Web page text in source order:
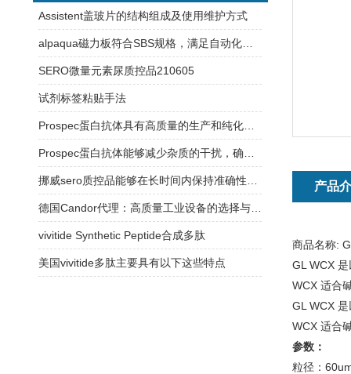
产品
商品名称:
GL WCX
WCX 适合
GL WCX
WCX 适合
参数：
粒径：
Assistent盖玻片的结构组成及使用维护方式
SERO微量元素尿质控品210605
试剂标签粘贴手法
vivitide Synthetic Peptide合成多肽
美国vivitide多肽主要具有以下这些特点